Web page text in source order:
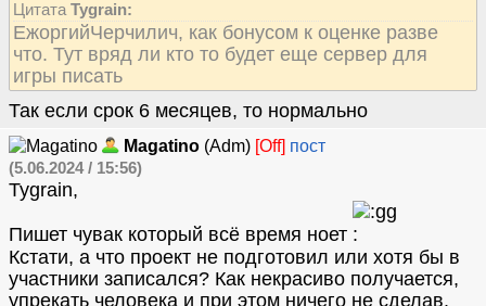
Цитата Tygrain:
ЕжоргийЧерчилич, как бонусом к оценке разве
что. Тут вряд ли кто то будет еще сервер для
игры писать
Так если срок 6 месяцев, то нормально
Magatino (Adm) [Off] пост
(5.06.2024 / 15:56)
Tygrain,
Пишет чувак который всё время ноет
Кстати, а что проект не подготовил или хотя бы в
участники записался? Как некрасиво получается,
упрекать человека и при этом ничего не сделав.